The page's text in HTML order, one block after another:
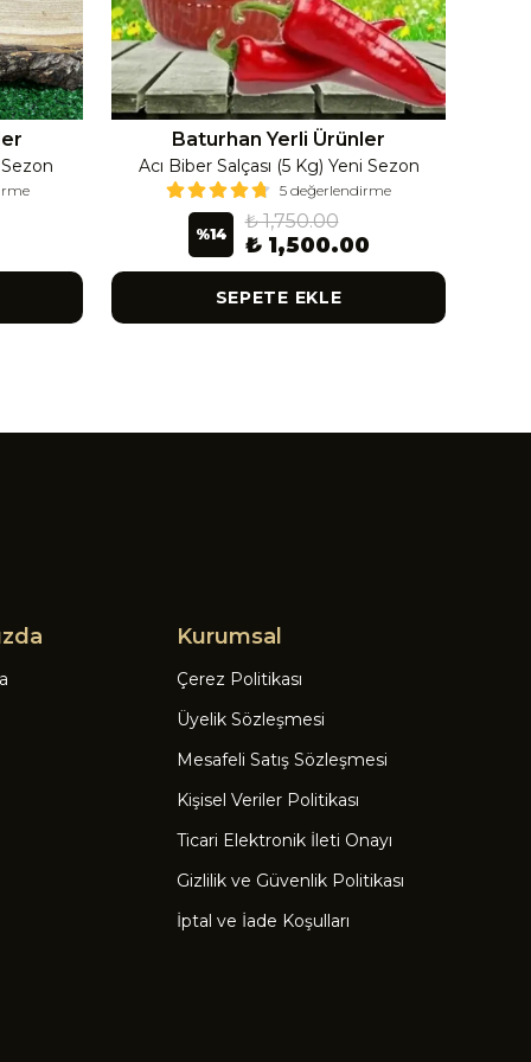
Sezon
Baturhan Yerli Ürünler
Acı Biber Salçası (5 Kg) Yeni Sezon
5 değerlendirme
%14
₺ 1,750.00
₺ 1,500.00
SEPETE EKLE
Kurumsal
Çerez Politikası
Üyelik Sözleşmesi
Mesafeli Satış Sözleşmesi
Kişisel Veriler Politikası
Ticari Elektronik İleti Onayı
Gizlilik ve Güvenlik Politikası
İptal ve İade Koşulları